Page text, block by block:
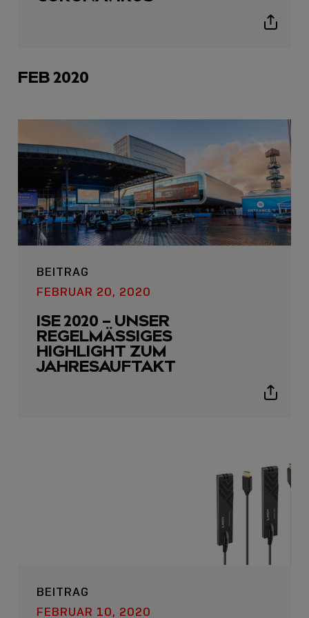
Show
FEB 2020
BEITRAG
FEBRUAR 20, 2020
ISE 2020 – UNSER
REGELMÄSSIGES H
IGHLIGHT ZUM J
AHRESAUFTAKT
Show
BEITRAG
FEBRUAR 10, 2020